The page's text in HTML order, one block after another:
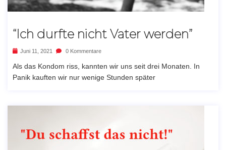
“Ich durfte nicht Vater werden”
Juni 11, 2021 0 Kommentare
Als das Kondom riss, kannten wir uns seit drei Monaten. In
Panik kauften wir nur wenige Stunden später